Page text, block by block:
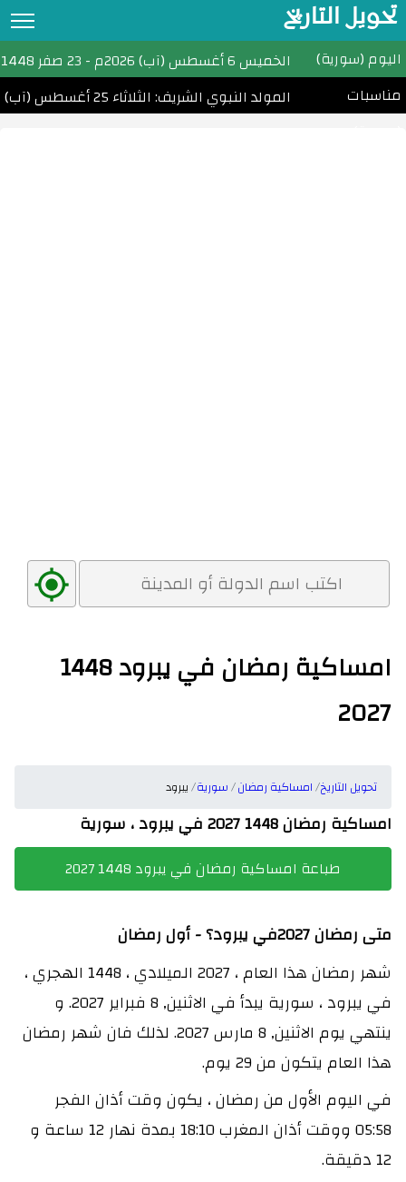
تحويل التاريخ
تحويل التاريخ
التقويم الهجري
اليوم (سورية) الخميس6 أغسطس (آب) 2026م -23 صفر 1448هـ
مناسبات
المولد النبوي الشريف: الثلاثاء 25 أغسطس (آب) 2026
امساكية رمضان في يبرود 1448
2027
تحويل التاريخ امساكية رمضان سورية يبرود
امساكية رمضان 1448 2027 في يبرود ، سورية
طباعة امساكية رمضان في يبرود 1448 2027
متى رمضان 2027في يبرود؟ - أول رمضان
شهر رمضان هذا العام ، 2027 الميلادي ، 1448 الهجري ،
في يبرود ، سورية يبدأ في الاثنين, 8 فبراير 2027. و
ينتهي يوم الاثنين, 8 مارس 2027. لذلك فان شهر رمضان
هذا العام يتكون من 29 يوم.
في اليوم الأول من رمضان ، يكون وقت أذان الفجر
05:58 ووقت أذان المغرب 18:10 بمدة نهار 12 ساعة و
12 دقيقة.